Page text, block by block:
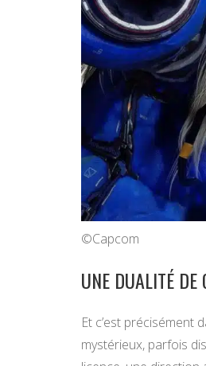
©Capcom
UNE DUALITÉ
Et c’est précisément
mystérieux, parfois